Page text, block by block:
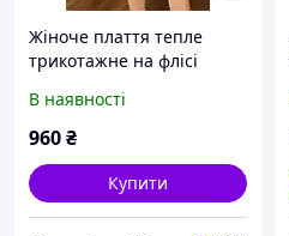
Жіноче плаття тепле
трикотажне на флісі
орнаментом, з
капюшоном р-42-56
В наявності
960₴
Купити